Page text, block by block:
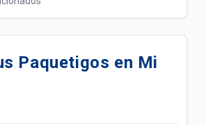
ahora en SINTESIS
llama Fácil Ote y disminuye la
Paquetigos en Mi